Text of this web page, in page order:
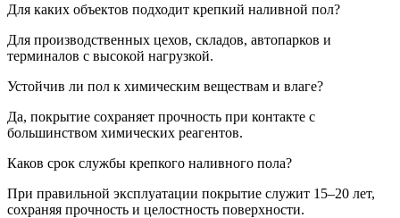
Для каких объектов подходит крепкий наливной пол?
Для производственных цехов, складов, автопарков и
терминалов с высокой нагрузкой.
Устойчив ли пол к химическим веществам и влаге?
Да, покрытие сохраняет прочность при контакте с
большинством химических реагентов.
Каков срок службы крепкого наливного пола?
При правильной эксплуатации покрытие служит 15–20 лет,
сохраняя прочность и целостность поверхности.